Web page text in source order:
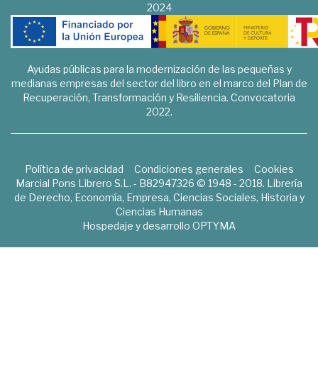
2024
Ayudas públicas para la modernización de las pequeñas y
medianas empresas del sector del libro en el marco del Plan de
Recuperación, Transformación y Resiliencia. Convocatoria
2022.
Política de privacidad Condiciones generales
Cookies
Marcial Pons Librero S.L. - B82947326 © 1948 - 2018. Librería
de Derecho, Economía, Empresa, Ciencias Sociales, Historia y
Ciencias Humanas
Hospedaje y desarrollo OPTYMA